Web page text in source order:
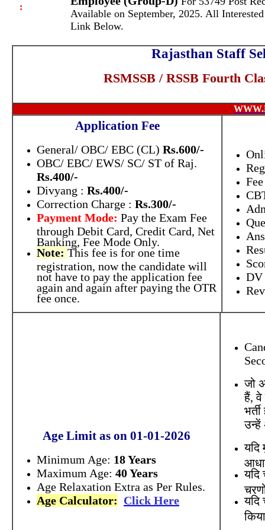
:
Available on September, 2025. All
Link Below.
Rajasthan Staff
RSMSSB / RSSB Fourth
Application Fee
General/ OBC/ EBC (CL) Rs.600/-
OBC/ EBC/ EWS/ SC/ ST of Raj.
Rs.400/-
Divyang : Rs.400/-
Correction Charge : Rs.300/-
Payment Mode: Pay the Exam Fee
through Debit Card, Credit Card, Net
Banking, Fee Mode Only.
Note: This fee is for one time
registration, now the candidate will
not have to pay the application fee
again and again after paying the OTR
fee once.
Age Limit as on 01-01-2026
Minimum Age: 18 Years
Maximum Age: 40 Years
Age Relaxation Extra as Per Rules.
Age Calculator: Click Here
जो
हैं, वे
उन्हें
यदि
यदि
यदि